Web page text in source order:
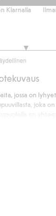
jossa on
joka
ja takana